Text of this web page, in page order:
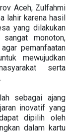
Aceh, Zulfahmi
lahir karena hasil
yang dilakukan
monoton,
pemanfaatan
mewujudkan
serta
sebagai ajang
inovatif yang
dipilih oleh
dalam kartu